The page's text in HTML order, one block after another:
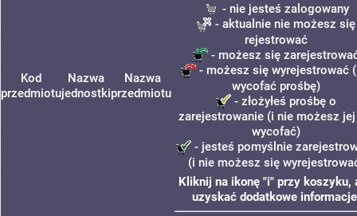
Kod
przedmiotu
Nazwa
jednostki
Nazwa
przedmiotu
- nie jesteś zalogowany
- aktualnie nie możesz się
rejestrować
- możesz się
- możesz się wyrejestrować
wycofać prośbę)
- złożyłeś prośbę o
zarejestrowanie (i nie możesz
wycofać)
- jesteś pomyślnie
(i nie możesz się
Kliknij na ikonę "i" przy koszyku,
uzyskać dodatkowe